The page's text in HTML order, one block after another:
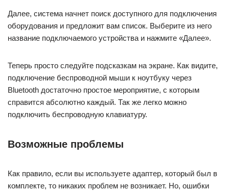
Далее, система начнет поиск доступного для подключения
оборудования и предложит вам список. Выберите из него
название подключаемого устройства и нажмите «Далее».
Теперь просто следуйте подсказкам на экране. Как видите,
подключение беспроводной мыши к ноутбуку через
Bluetooth достаточно простое мероприятие, с которым
справится абсолютно каждый. Так же легко можно
подключить беспроводную клавиатуру.
Возможные проблемы
Как правило, если вы используете адаптер, который был в
комплекте, то никаких проблем не возникает. Но, ошибки